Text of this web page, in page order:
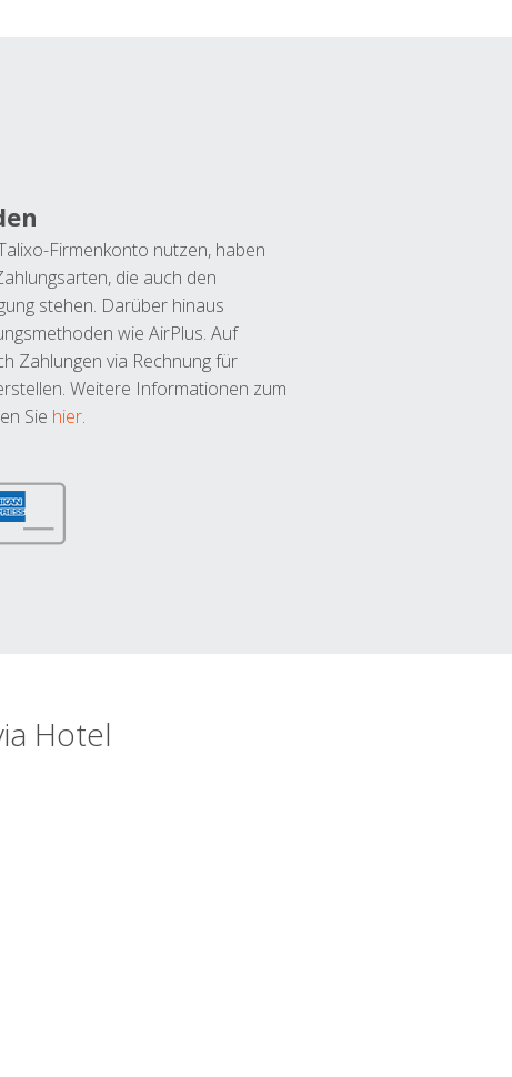
Firmenkonto nutzen, haben
die auch den
stehen. Darüber hinaus
wie AirPlus. Auf
Zahlungen via Rechnung für
Weitere Informationen zum
Sie hier.
Hotel